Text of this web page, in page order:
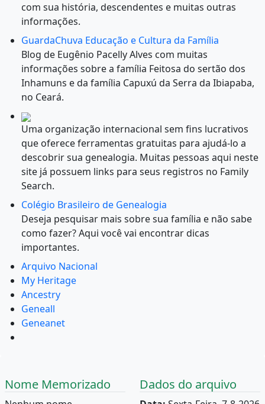
com sua história, descendentes e muitas outras
informações.
GuardaChuva Educação e Cultura da Família
Blog de Eugênio Pacelly Alves com muitas
informações sobre a família Feitosa do sertão dos
Inhamuns e da família Capuxú da Serra da Ibiapaba,
no Ceará.
Uma organização internacional sem fins lucrativos
que oferece ferramentas gratuitas para ajudá-lo a
descobrir sua genealogia. Muitas pessoas aqui neste
site já possuem links para seus registros no Family
Search.
Colégio Brasileiro de Genealogia
Deseja pesquisar mais sobre sua família e não sabe
como fazer? Aqui você vai encontrar dicas
importantes.
Arquivo Nacional
My Heritage
Ancestry
Geneall
Geneanet
Nome Memorizado Dados do arquivo